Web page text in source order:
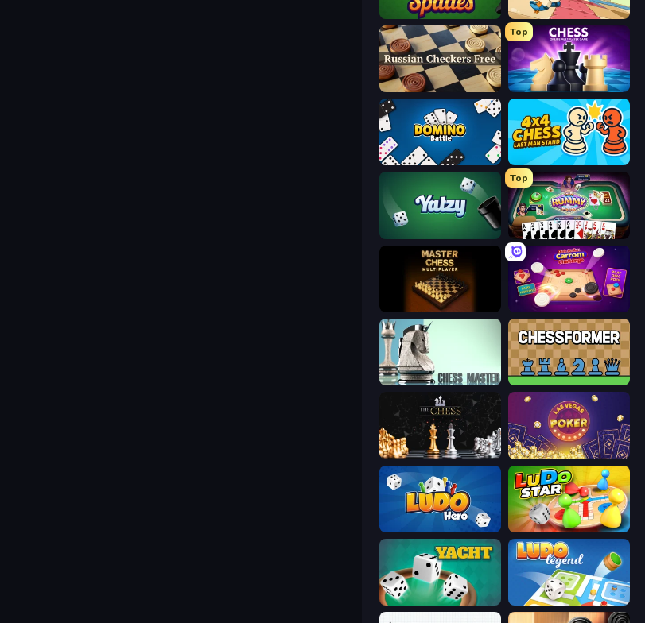
Spades Sweety Ludo
Russian Checkers Free
Top
Ajedrez Multijugador Online
Domino Battle 4x4 Chess: Last Man Stand
Top
Gin Rummy Mania
Master Chess
Chess Master
The Chess Las Vegas Poker
Ludo Star League
Yacht Ludo Legend